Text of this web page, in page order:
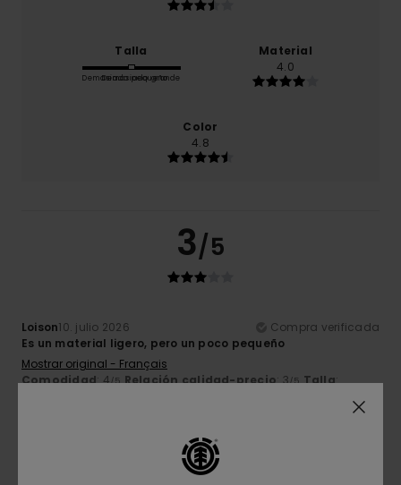
Talla
Demasiado pequeño
Demasiado grande
Material
4.0
Color
4.8
3/5
Loison10. julio 2026
Compra verificada
Es un material ligero, pero un poco pequeño
Mostrar original - Français
Comodidad: 4/5 Relación calidad-precio: 3/5 Talla:
5/5